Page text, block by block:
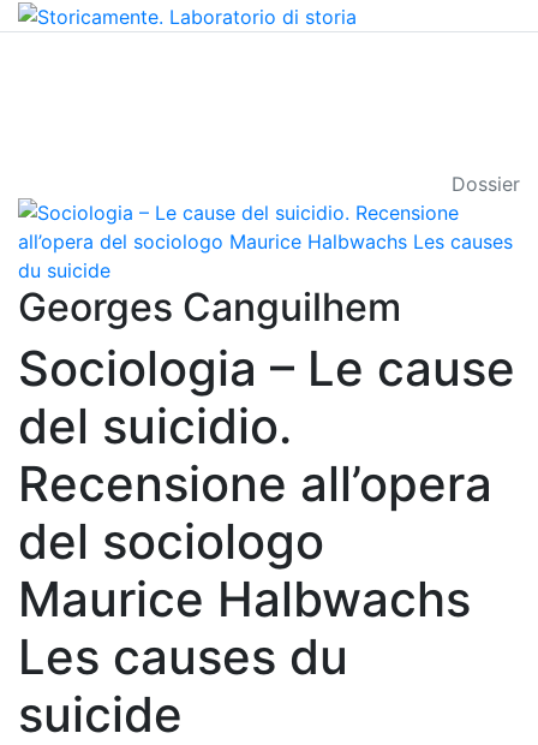
Dossier
Georges Canguilhem
Sociologia – Le cause
del suicidio.
Recensione all’opera
del sociologo
Maurice Halbwachs
Les causes du
suicide